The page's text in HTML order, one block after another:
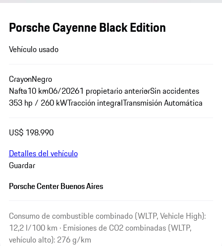
Porsche Cayenne Black Edition
Vehículo usado
CrayonNegro
Nafta10 km06/20261 propietario anteriorSin accidentes
353 hp / 260 kWTracción integralTransmisión Automática
US$ 198.990
Detalles del vehículo
Guardar
Porsche Center Buenos Aires
Consumo de combustible combinado (WLTP, Vehicle High):
12,2 l/100 km · Emisiones de CO2 combinadas (WLTP,
vehículo alto): 276 g/km